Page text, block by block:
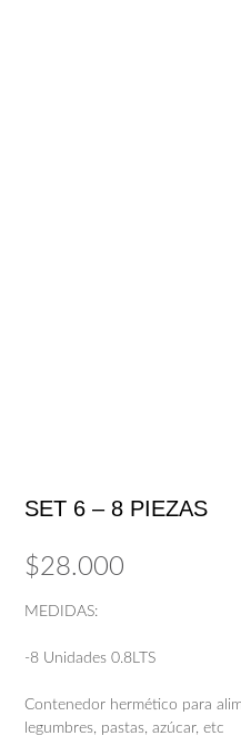
SET 6 – 8 PIEZAS
$28.000
MEDIDAS:
-8 Unidades 0.8LTS
Contenedor hermético para
legumbres, pastas, azúcar, etc